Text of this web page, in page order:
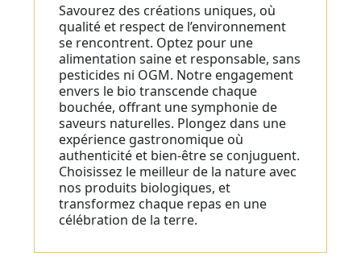
Savourez des créations uniques, où
qualité et respect de l’environnement
se rencontrent. Optez pour une
alimentation saine et responsable, sans
pesticides ni OGM. Notre engagement
envers le bio transcende chaque
bouchée, offrant une symphonie de
saveurs naturelles. Plongez dans une
expérience gastronomique où
authenticité et bien-être se conjuguent.
Choisissez le meilleur de la nature avec
nos produits biologiques, et
transformez chaque repas en une
célébration de la terre.